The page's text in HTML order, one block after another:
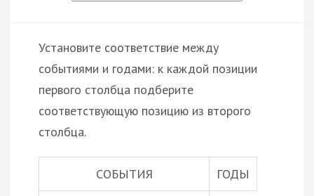
Установите соответствие между
событиями и годами: к каждой позиции
первого столбца подберите
соответствующую позицию из второго
столбца.
СОБЫТИЯ ГОДЫ